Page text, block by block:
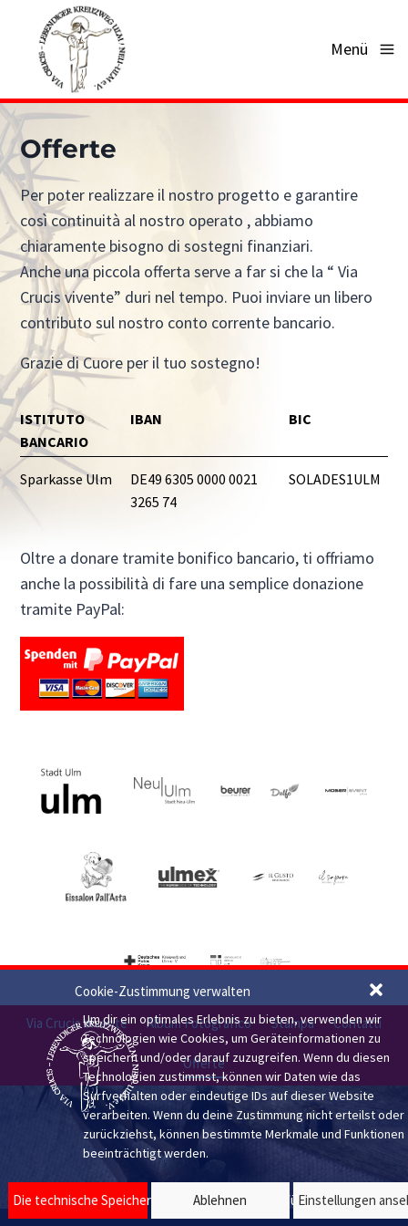
Cookie-Zustimmung verwalten
Um dir ein optimales Erlebnis zu bieten, verwenden wir
Technologien wie Cookies, um Geräteinformationen zu
speichern und/oder darauf zuzugreifen. Wenn du diesen
Technologien zustimmst, können wir Daten wie das
Surfverhalten oder eindeutige IDs auf dieser Website
verarbeiten. Wenn du deine Zustimmung nicht erteilst oder
zurückziehst, können bestimmte Merkmale und Funktionen
beeinträchtigt werden.
Die technische Speicherung oder der Zugriff ist für den
Ablehnen Einstellungen
contenuto
Menü
Offerte
Per poter realizzare il nostro progetto e garantire
così continuità al nostro operato , abbiamo
chiaramente bisogno di sostegni finanziari.
Anche una piccola offerta serve a far si che la “ Via
Crucis vivente” duri nel tempo. Puoi inviare un libero
contributo sul nostro conto corrente bancario.
Grazie di Cuore per il tuo sostegno!
ISTITUTO
BANCARIO
IBAN BIC
Sparkasse Ulm
DE49 6305 0000 0021
3265 74
SOLADES1ULM
Oltre a donare tramite bonifico bancario, ti offriamo
anche la possibilità di fare una semplice donazione
tramite PayPal:
Via Crucis Vivente Album Fotografico Stampa Contatti
Offerte